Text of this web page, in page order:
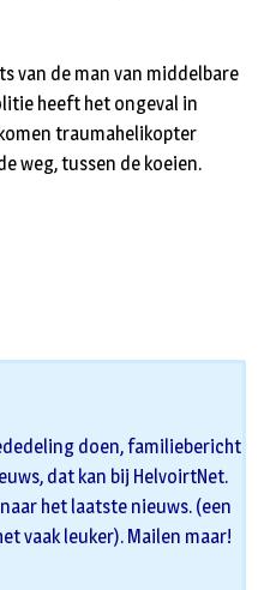
van de man van middelbare
heeft het ongeval in
traumahelikopter
weg, tussen de koeien.
doen, familiebericht
dat kan bij HelvoirtNet.
het laatste nieuws. (een
vaak leuker). Mailen maar!